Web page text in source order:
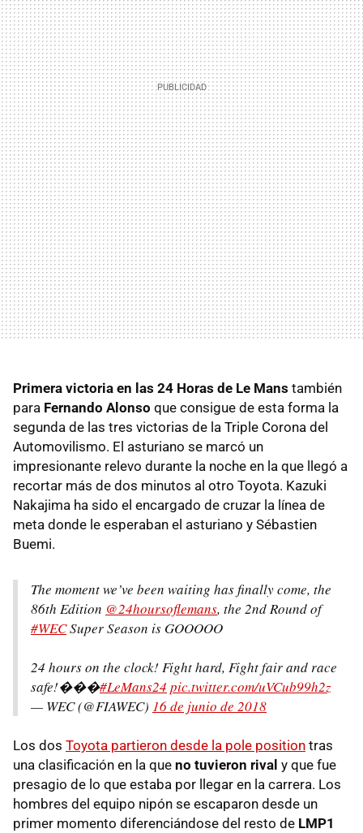
Primera victoria en las 24 Horas de Le Mans también
para Fernando Alonso que consigue de esta forma la
segunda de las tres victorias de la Triple Corona del
Automovilismo. El asturiano se marcó un
impresionante relevo durante la noche en la que llegó a
recortar más de dos minutos al otro Toyota. Kazuki
Nakajima ha sido el encargado de cruzar la línea de
meta donde le esperaban el asturiano y Sébastien
Buemi.
The moment we’ve been waiting has finally come, the
86th Edition @24hoursoflemans, the 2nd Round of
#WECSuper Season is GOOOOO
24 hours on the clock! Fight hard, Fight fair and race
safe!���#LeMans24 pic.twitter.com/uVCub99h2z
— WEC (@FIAWEC) 16 de junio de 2018
Los dos Toyota partieron desde la pole position tras
una clasificación en la que no tuvieron rival y que fue
presagio de lo que estaba por llegar en la carrera. Los
hombres del equipo nipón se escaparon desde un
primer momento diferenciándose del resto de LMP1